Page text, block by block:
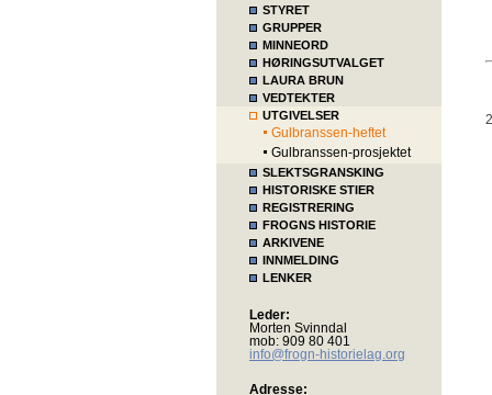
STYRET
GRUPPER
MINNEORD
HØRINGSUTVALGET
LAURA BRUN
VEDTEKTER
UTGIVELSER
Gulbranssen-heftet
Gulbranssen-prosjektet
SLEKTSGRANSKING
HISTORISKE STIER
REGISTRERING
FROGNS HISTORIE
ARKIVENE
INNMELDING
LENKER
Leder:
Morten Svinndal
mob: 909 80 401
info@frogn-historielag.org
Adresse: